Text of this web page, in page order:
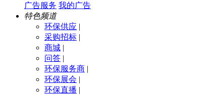
广告服务 我的广告
特色频道
环保供应 |
采购招标 |
商城 |
问答 |
环保服务商 |
环保展会 |
环保直播 |